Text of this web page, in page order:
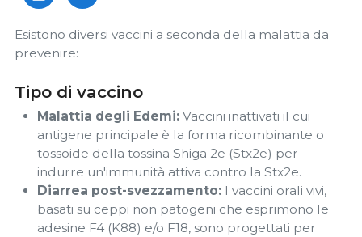
Esistono diversi vaccini a seconda della malattia da
prevenire:
Tipo di vaccino
Malattia degli Edemi: Vaccini inattivati ​​il ​​cui
antigene principale è la forma ricombinante o
tossoide della tossina Shiga 2e (Stx2e) per
indurre un'immunità attiva contro la Stx2e.
Diarrea post-svezzamento: I vaccini orali vivi,
basati su ceppi non patogeni che esprimono le
adesine F4 (K88) e/o F18, sono progettati per